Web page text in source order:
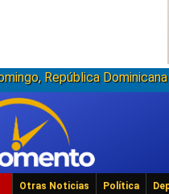
República
Otras Noticias Política